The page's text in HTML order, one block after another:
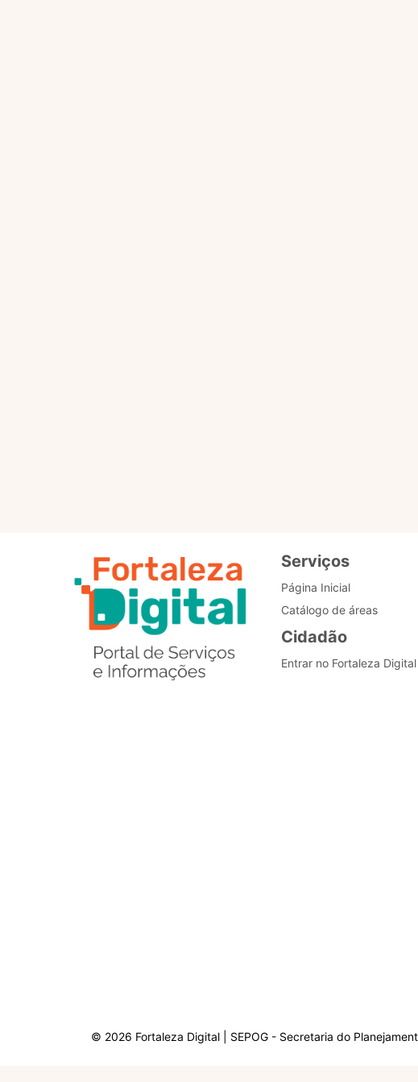
Serviços
Página Inicial
Catálogo de áreas
Cidadão
Entrar no Fortaleza Digital
© 2026 Fortaleza Digital | SEPOG - Secretaria do